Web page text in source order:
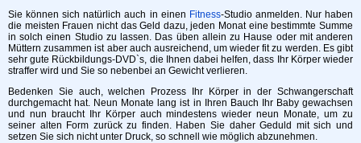
Sie können sich natürlich auch in einen Fitness-Studio anmelden. Nur haben
die meisten Frauen nicht das Geld dazu, jeden Monat eine bestimmte Summe
in solch einen Studio zu lassen. Das üben allein zu Hause oder mit anderen
Müttern zusammen ist aber auch ausreichend, um wieder fit zu werden. Es gibt
sehr gute Rückbildungs-DVD`s, die Ihnen dabei helfen, dass Ihr Körper wieder
straffer wird und Sie so nebenbei an Gewicht verlieren.
Bedenken Sie auch, welchen Prozess Ihr Körper in der Schwangerschaft
durchgemacht hat. Neun Monate lang ist in Ihren Bauch Ihr Baby gewachsen
und nun braucht Ihr Körper auch mindestens wieder neun Monate, um zu
seiner alten Form zurück zu finden. Haben Sie daher Geduld mit sich und
setzen Sie sich nicht unter Druck, so schnell wie möglich abzunehmen.